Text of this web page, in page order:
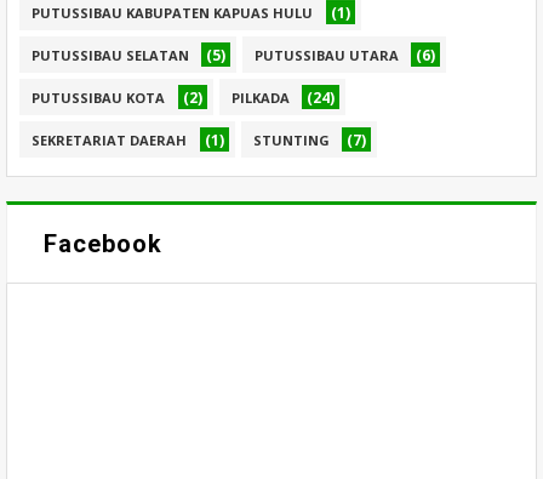
PUTUSSIBAU KABUPATEN KAPUAS HULU (1)
PUTUSSIBAU SELATAN (5) PUTUSSIBAU UTARA (6)
PUTUSSIBAU KOTA (2) PILKADA (24)
SEKRETARIAT DAERAH (1) STUNTING (7)
Facebook